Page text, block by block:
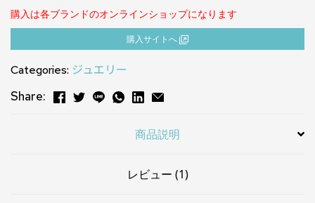
5.00 点
購入は各ブランドのオンラインショップになります
購⼊サイトへ
Categories: ジュエリー
Share:
商品説明
レビュー (1)